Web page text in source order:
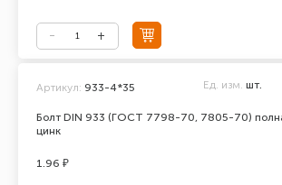
Болт DIN 933 (ГОСТ 7798-70, 7805-70)
цинк
Артикул: 933-4*35 Ед. изм. шт.
1.96 ₽